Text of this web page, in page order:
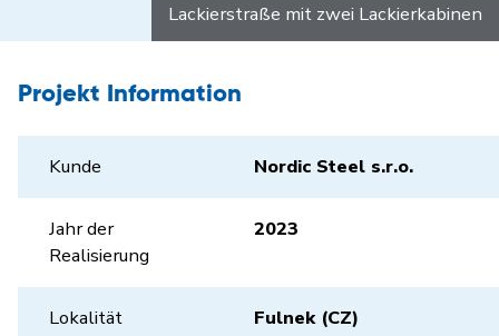
Lackierstraße mit zwei Lackierkabinen
Projekt Information
Kunde Nordic Steel s.r.o.
Jahr der
Realisierung
2023
Lokalität Fulnek (CZ)